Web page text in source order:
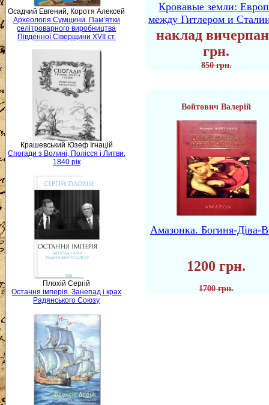
Осадчий Евгений, Коротя Алексей
Археологія Сумщини. Пам’ятки
селітроварного виробництва
Південної Сіверщини XVII ст.
Крашевський Юзеф Ігнацій
Спогади з Волині, Полісся і Литви.
1840 рік
Плохій Сергій
Остання імперія. Занепад і крах
Радянського Союзу
Кровавые земли:
между Гитлером и
наклад
грн.
850 грн.
Войтович Валерій
Амазонка. Богиня-Діва-
1200 грн.
1700 грн.